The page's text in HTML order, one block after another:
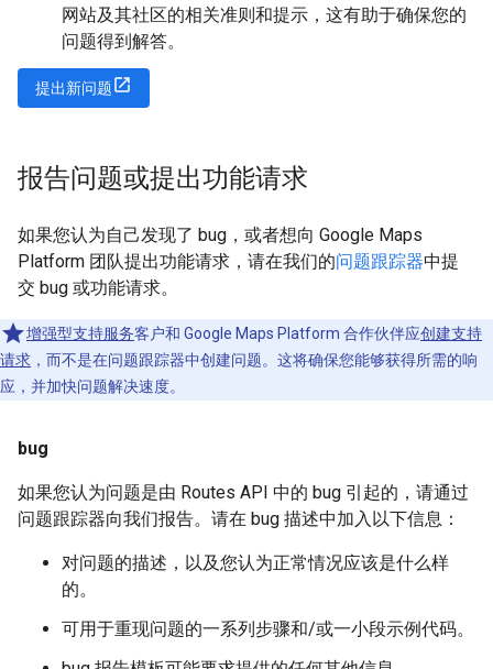
网站及其社区的相关准则和提示，这有助于确保您的
问题得到解答。
提出新问题
报告问题或提出功能请求
如果您认为自己发现了 bug，或者想向 Google Maps
Platform 团队提出功能请求，请在我们的问题跟踪器中提
交 bug 或功能请求。
增强型支持服务客户和 Google Maps Platform 合作伙伴应创建支持
请求 ，而不是在问题跟踪器中创建问题。这将确保您能够获得所需的响
应，并加快问题解决速度。
bug
如果您认为问题是由 Routes API 中的 bug 引起的，请通过
问题跟踪器向我们报告。请在 bug 描述中加入以下信息：
对问题的描述，以及您认为正常情况应该是什么样
的。
可用于重现问题的一系列步骤和/或一小段示例代码。